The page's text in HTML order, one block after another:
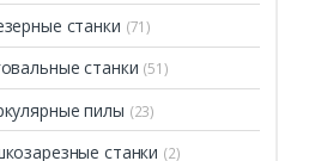
станки (71)
станки (51)
пилы (23)
станки (2)